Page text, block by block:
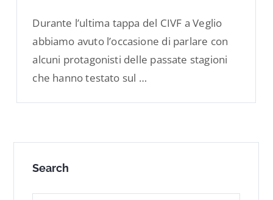
Durante l’ultima tappa del CIVF a Veglio
abbiamo avuto l’occasione di parlare con
alcuni protagonisti delle passate stagioni
che hanno testato sul …
Search